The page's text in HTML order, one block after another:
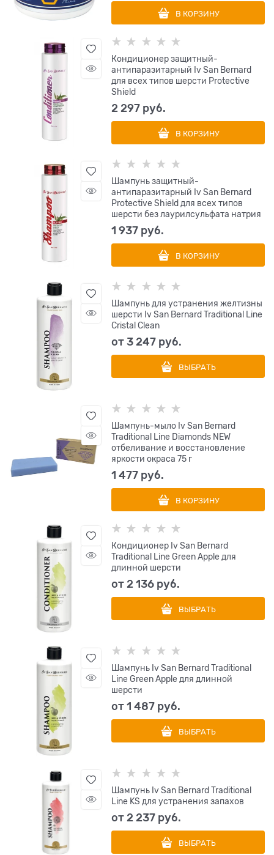
В КОРЗИНУ
Кондиционер защитный-
антипаразитарный Iv San Bernard
для всех типов шерсти Protective
Shield
2 297 руб.
В КОРЗИНУ
Шампунь защитный-
антипаразитарный Iv San Bernard
Protective Shield для всех типов
шерсти без лаурилсульфата натрия
1 937 руб.
В КОРЗИНУ
Шампунь для устранения желтизны
шерсти Iv San Bernard Traditional Line
Cristal Clean
от3 247 руб.
ВЫБРАТЬ
Шампунь-мыло Iv San Bernard
Traditional Line Diamonds NEW
отбеливание и восстановление
яркости окраса 75 г
1 477 руб.
В КОРЗИНУ
Кондиционер Iv San Bernard
Traditional Line Green Apple для
длинной шерсти
от2 136 руб.
ВЫБРАТЬ
Шампунь Iv San Bernard Traditional
Line Green Apple для длинной
шерсти
от1 487 руб.
ВЫБРАТЬ
Шампунь Iv San Bernard Traditional
Line KS для устранения запахов
от2 237 руб.
ВЫБРАТЬ